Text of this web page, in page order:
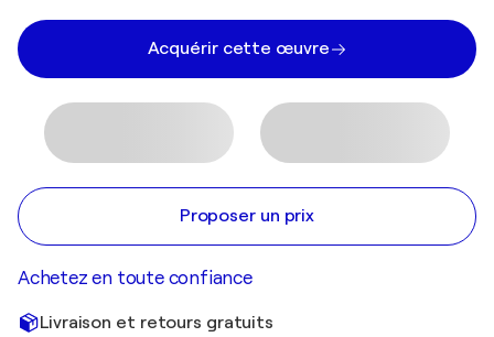
Acquérir cette œuvre
Proposer un prix
Achetez en toute confiance
Livraison et retours gratuits